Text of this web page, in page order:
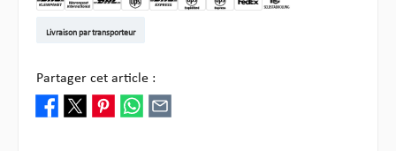
Livraison par transporteur
Partager cet article :